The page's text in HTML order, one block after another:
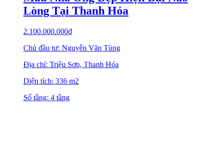
Lòng Tại Thanh Hóa
2.100.000.000₫
Chủ đầu tư: Nguyễn Văn Tùng
Địa chỉ: Triệu Sơn, Thanh Hóa
Diện tích: 336 m2
Số tầng: 4 tầng